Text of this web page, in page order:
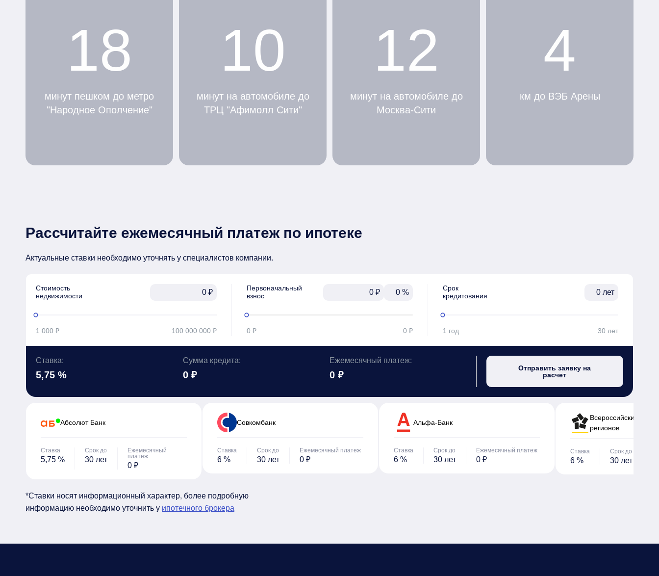
18
минут пешком до метро
"Народное Ополчение"
10
минут на автомобиле до
ТРЦ "Афимолл Сити"
12
минут на автомобиле до
Москва-Сити
4
км до ВЭБ Арены
Рассчитайте ежемесячный платеж по ипотеке
Актуальные ставки необходимо уточнять у специалистов компании.
Стоимость
недвижимости
₽
1 000 ₽ 100 000 000 ₽
Первоначальный
взнос
₽ %
0 ₽ 0 ₽
Срок
кредитования
лет
1 год 30 лет
Ставка:
5,75 %
Сумма кредита:
0 ₽
Ежемесячный платеж:
0 ₽
Отправить заявку на
расчет
Абсолют Банк
Ставка
5,75 %
Срок до
30 лет
Ежемесячный
платеж
0 ₽
Cовкомбанк
Ставка
6 %
Срок до
30 лет
Ежемесячный платеж
0 ₽
Альфа-Банк
Ставка
6 %
Срок до
30 лет
Ежемесячный платеж
0 ₽
Всероссийский банк
регионов
Ставка
6 %
Срок до
30 лет
*Ставки носят информационный характер, более подробную
информацию необходимо уточнить у ипотечного брокера